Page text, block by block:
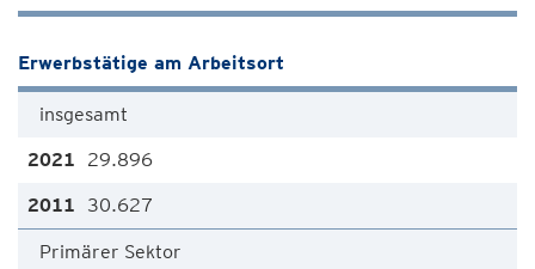
Erwerbstätige am Arbeitsort
insgesamt
29.896
30.627
Primärer Sektor